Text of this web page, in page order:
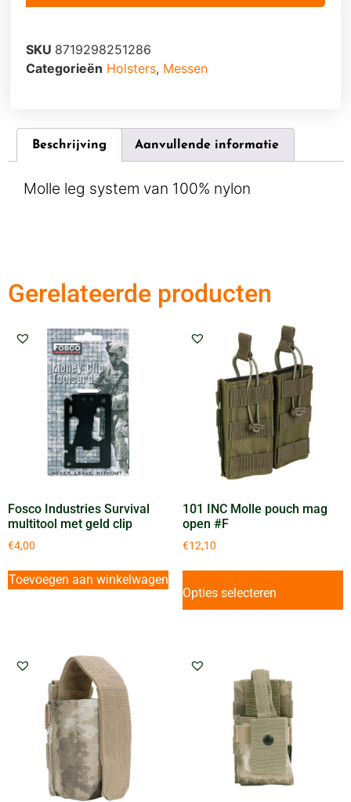
SKU 8719298251286
Categorieën Holsters, Messen
Beschrijving Aanvullende informatie
Molle leg system van 100% nylon
Gerelateerde producten
Fosco Industries Survival
multitool met geld clip
€4,00
Toevoegen aan winkelwagen
101 INC Molle pouch mag
open #F
€12,10
Opties selecteren